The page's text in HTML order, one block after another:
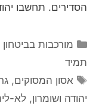
הסדירים. תחשבו
קטגוריות
מורכבות בביטחון
תמיד
תגיות
אסון המסוקים,
יהודה ושומרון, לא-